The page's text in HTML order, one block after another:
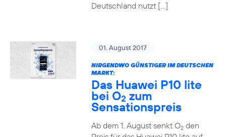
Deutschland nutzt […]
01. August 2017
NIRGENDWO GÜNSTIGER IM DEUTSCHEN
MARKT:
Das Huawei P10 lite
bei O2 zum
Sensationspreis
Ab dem 1. August senkt O2den